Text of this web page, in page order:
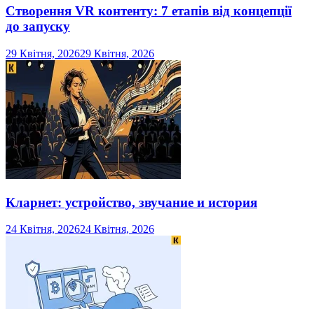
Створення VR контенту: 7 етапів від концепції
до запуску
29 Квітня, 202629 Квітня, 2026
Кларнет: устройство, звучание и история
24 Квітня, 202624 Квітня, 2026